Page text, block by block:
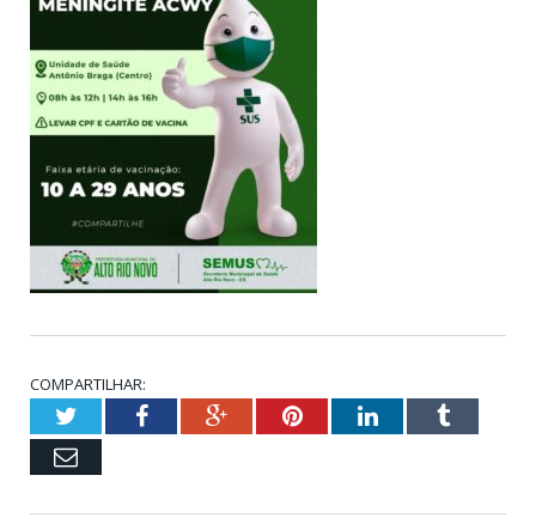
COMPARTILHAR:
TwitterFacebookGoogle+PinterestLinkedInTumblr
Email